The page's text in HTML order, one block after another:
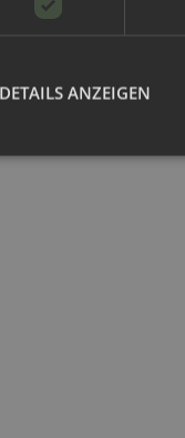
DETAILS ANZEIGEN